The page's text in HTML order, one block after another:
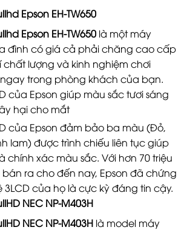
Epson EH-TW650
Epson EH-TW650 là một máy
đình có giá cả phải chăng cao cấp
lượng và kinh nghiệm chơi
trong phòng khách của bạn.
của Epson giúp màu sắc tươi sáng
hại cho mắt
của Epson đảm bảo ba màu (Đỏ,
lam) được trình chiếu liên tục giúp
chính xác màu sắc. Với hơn 70 triệu
ra cho đến nay, Epson đã chứng
của họ là cực kỳ đáng tin cậy.
NEC NP-M403H
NEC NP-M403H là model máy